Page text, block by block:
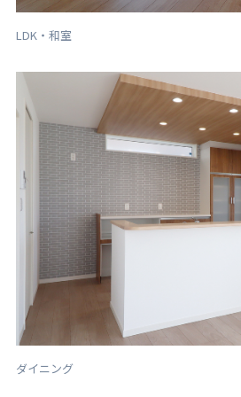
LDK・和室
ダイニング